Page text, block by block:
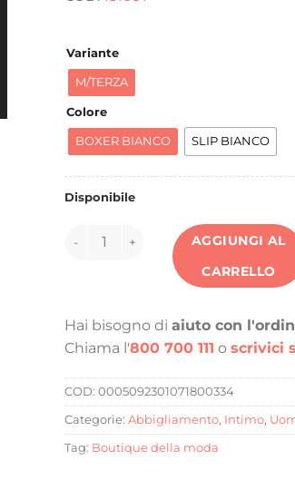
Variante
M/TERZA
Colore
BOXER BIANCO SLIP BIANCO
Disponibile
151091 quantità
AGGIUNGI AL
CARRELLO
Hai bisogno di aiuto con
Chiama l'800 700 111 o scrivici
COD: 0005092301071800334
Categorie: Abbigliamento, Intimo,
Tag: Boutique della moda